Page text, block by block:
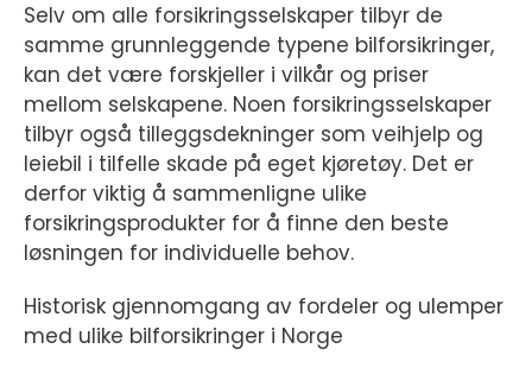
Selv om alle forsikringsselskaper tilbyr de
samme grunnleggende typene bilforsikringer,
kan det være forskjeller i vilkår og priser
mellom selskapene. Noen forsikringsselskaper
tilbyr også tilleggsdekninger som veihjelp og
leiebil i tilfelle skade på eget kjøretøy. Det er
derfor viktig å sammenligne ulike
forsikringsprodukter for å finne den beste
løsningen for individuelle behov.
Historisk gjennomgang av fordeler og ulemper
med ulike bilforsikringer i Norge